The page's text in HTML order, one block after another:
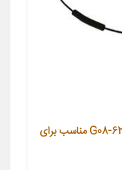
قفل درب عقب چپ خودرو مدل 6205110-G08 مناسب برای